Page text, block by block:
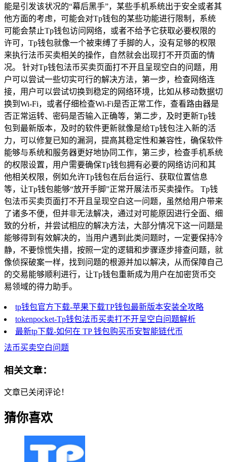
能是引发该状况的“幕后黑手”，某些手机系统出于安全或者其
他方面的考虑，可能会对Tp钱包的某些功能进行限制，系统
可能会禁止Tp钱包访问网络，或者不给予它获取必要权限的
许可，Tp钱包就像一个被束缚了手脚的人，没有足够的权限
来执行法币买卖相关的操作，自然就会出现打不开页面的情
况。 针对Tp钱包法币买卖页面打不开且呈现空白的问题，用
户可以尝试一些切实可行的解决方法，第一步，检查网络连
接，用户可以尝试切换到稳定的网络环境，比如从移动数据切
换到Wi-Fi，或者仔细检查Wi-Fi是否正常工作，查看路由器是
否正常运转、密码是否输入正确等，第二步，及时更新Tp钱
包到最新版本，及时的软件更新就像是给Tp钱包注入新的活
力，可以修复已知的漏洞，提高其稳定性和兼容性，确保软件
能够与系统和服务器更好地协同工作，第三步，检查手机系统
的权限设置，用户需要确保Tp钱包拥有必要的网络访问和其
他相关权限，例如允许Tp钱包在后台运行、获取位置信息
等，让Tp钱包能够“放开手脚”正常开展法币买卖操作。 Tp钱
包法币买卖页面打不开且呈现空白这一问题，虽然给用户带来
了诸多不便，但并非无法解决，通过对可能原因进行全面、细
致的分析，并尝试相应的解决方法，大部分情况下这一问题是
能够得到有效解决的，当用户遇到此类问题时，一定要保持冷
静，不要惊慌失措，按照一定的逻辑和步骤逐步排查问题，就
像侦探破案一样，找到问题的根源并加以解决，从而保障自己
的交易能够顺利进行，让Tp钱包重新成为用户在加密货币交
易领域的得力助手。
tp钱包官方下载-苹果下载TP钱包最新版本安装全攻略
tokenpocket-Tp钱包法币买卖打不开呈空白问题解析
最新tp下载-如何在 TP 钱包购买币安智能链代币
法币买卖空白问题
相关文章：
文章已关闭评论！
猜你喜欢